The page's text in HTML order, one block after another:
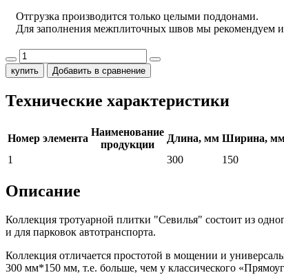
Отгрузка производится только целыми поддонами.
Для заполнения межплиточных швов мы рекомендуем
купить Добавить в сравнение
Технические характеристики
Номер элемента
Наименование
продукции
Длина, мм Ширина,
1
300 150
Описание
Коллекция тротуарной плитки "Севилья" состоит из
и для парковок автотранспорта.
Коллекция отличается простотой в мощении и
300 мм*150 мм, т.е. больше, чем у классического